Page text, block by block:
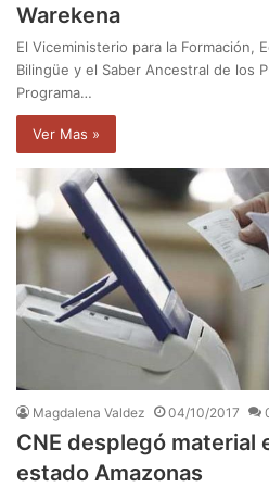
Warekena
El Viceministerio para la Formación,
Bilingüe y el Saber Ancestral de los
Programa…
Ver Mas »
Magdalena Valdez 04/10/2017
CNE desplegó material
estado Amazonas